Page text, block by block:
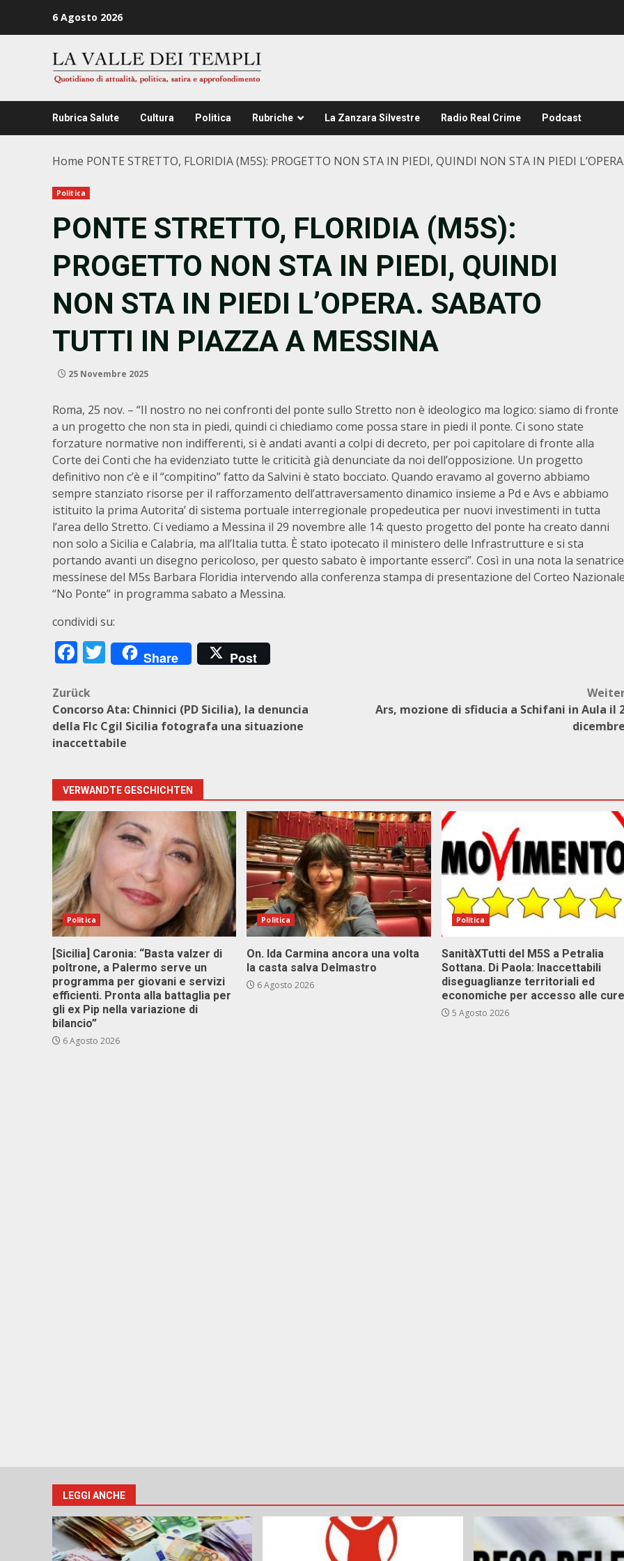
6 Agosto 2026
Rubrica Salute Cultura Politica Rubriche La Zanzara Silvestre Radio Real Crime Podcast
Home PONTE STRETTO, FLORIDIA (M5S): PROGETTO NON STA IN PIEDI, QUINDI NON STA IN PIEDI
Politica
PONTE STRETTO, FLORIDIA (M5S):
PROGETTO NON STA IN PIEDI, QUINDI
NON STA IN PIEDI L’OPERA. SABATO
TUTTI IN PIAZZA A MESSINA
25 Novembre 2025
Roma, 25 nov. – “Il nostro no nei confronti del ponte sullo Stretto non è ideologico ma logico: siamo di fronte
a un progetto che non sta in piedi, quindi ci chiediamo come possa stare in piedi il ponte. Ci sono state
forzature normative non indifferenti, si è andati avanti a colpi di decreto, per poi capitolare di fronte alla
Corte dei Conti che ha evidenziato tutte le criticità già denunciate da noi dell’opposizione. Un progetto
definitivo non c’è e il “compitino” fatto da Salvini è stato bocciato. Quando eravamo al governo abbiamo
sempre stanziato risorse per il rafforzamento dell’attraversamento dinamico insieme a Pd e Avs e abbiamo
istituito la prima Autorita’ di sistema portuale interregionale propedeutica per nuovi investimenti in tutta
l’area dello Stretto. Ci vediamo a Messina il 29 novembre alle 14: questo progetto del ponte ha creato danni
non solo a Sicilia e Calabria, ma all’Italia tutta. È stato ipotecato il ministero delle Infrastrutture e si sta
portando avanti un disegno pericoloso, per questo sabato è importante esserci”. Così in una nota la senatrice
messinese del M5s Barbara Floridia intervendo alla conferenza stampa di presentazione del Corteo
“No Ponte” in programma sabato a Messina.
condividi su:
Facebook
Twitter
Share Post
Beitragsnavigation
Zurück
Concorso Ata: Chinnici (PD Sicilia), la denuncia
della Flc Cgil Sicilia fotografa una situazione
inaccettabile
Ars, mozione di sfiducia a Schifani in Aula il
VERWANDTE GESCHICHTEN
Politica
[Sicilia] Caronia: “Basta valzer di
poltrone, a Palermo serve un
programma per giovani e servizi
efficienti. Pronta alla battaglia per
gli ex Pip nella variazione di
bilancio”
6 Agosto 2026
Politica
On. Ida Carmina ancora una volta
la casta salva Delmastro
6 Agosto 2026
Politica
SanitàXTutti del M5S a Petralia
Sottana. Di Paola: Inaccettabili
diseguaglianze territoriali ed
economiche per accesso alle cure
5 Agosto 2026
LEGGI ANCHE